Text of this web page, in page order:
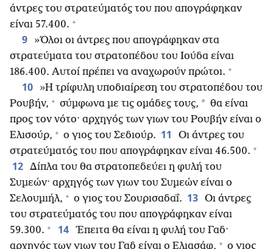
άντρες του στρατεύματός του που απογράφηκαν
είναι 57.400. +
9
»Όλοι οι άντρες που απογράφηκαν στα
στρατεύματα του στρατοπέδου του Ιούδα είναι
186.400. Αυτοί πρέπει να αναχωρούν πρώτοι. +
10
»Η τρίφυλη υποδιαίρεση του στρατοπέδου του
Ρουβήν, + σύμφωνα με τις ομάδες τους, * θα είναι
προς τον νότο· αρχηγός των γιων του Ρουβήν είναι ο
Ελισούρ, + ο γιος του Σεδιούρ. 11
Οι άντρες του
στρατεύματός του που απογράφηκαν είναι 46.500. +
12 Δίπλα του θα στρατοπεδεύει η φυλή του
Συμεών· αρχηγός των γιων του Συμεών είναι ο
Σελουμιήλ, + ο γιος του Σουρισαδαΐ. 13 Οι άντρες
του στρατεύματός του που απογράφηκαν είναι
59.300. + 14 Έπειτα θα είναι η φυλή του Γαδ·
αρχηγός των γιων του Γαδ είναι ο Ελιασάφ, + ο γιος